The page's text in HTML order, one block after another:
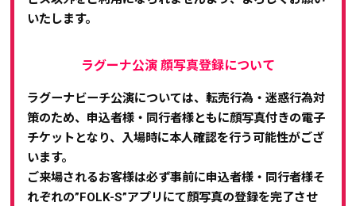
いたします。
ラグーナ公演 顔写真登録について
ラグーナビーチ公演については、転売行為・迷惑行為対
策のため、申込者様・同行者様ともに顔写真付きの電子
チケットとなり、入場時に本人確認を行う可能性がござ
います。
ご来場されるお客様は必ず事前に申込者様・同行者様そ
れぞれの”FOLK-S”アプリにて顔写真の登録を完了させ